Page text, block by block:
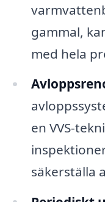
gammal,
med hela
en VVS-
säkerställa